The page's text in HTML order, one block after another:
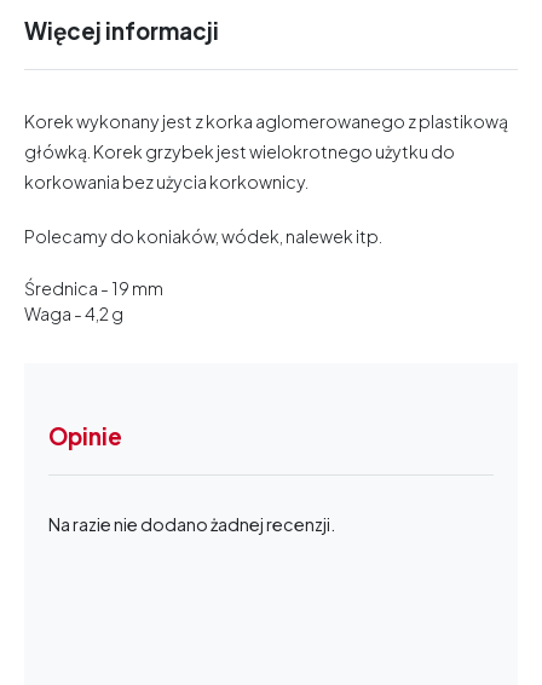
Więcej informacji
Korek wykonany jest z korka aglomerowanego z plastikową
główką. Korek grzybek jest wielokrotnego użytku do
korkowania bez użycia korkownicy.
Polecamy do koniaków, wódek, nalewek itp.
Średnica - 19 mm
Waga - 4,2 g
Opinie
Na razie nie dodano żadnej recenzji.